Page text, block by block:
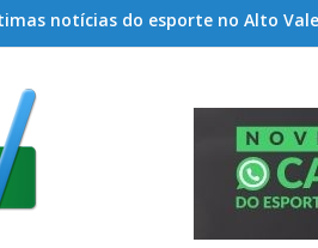
notícias do esporte no Alto